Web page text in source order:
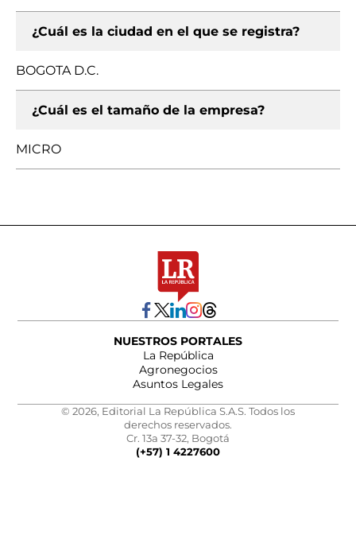
¿Cuál es la ciudad en el que se registra?
BOGOTA D.C.
¿Cuál es el tamaño de la empresa?
MICRO
NUESTROS PORTALES
La República
Agronegocios
Asuntos Legales
© 2026, Editorial La República S.A.S. Todos los
derechos reservados.
Cr. 13a 37-32, Bogotá
(+57) 1 4227600